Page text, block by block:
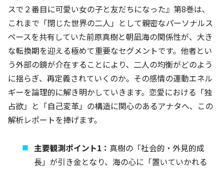
スで２番目に可愛い女の子と友だちになった』第8巻は、
これまで「閉じた世界の二人」として親密なパーソナルス
ペースを共有していた前原真樹と朝凪海の関係性が、大き
な転換期を迎える極めて重要なセグメントです。他者とい
う外部の鏡が介在することにより、二人の均衡がどのよう
に揺らぎ、再定義されていくのか。その感情の運動エネル
ギーを論理的に解き明かしていきます。恋愛における「独
占欲」と「自己変革」の構造に関心のあるアナタへ、この
解析レポートを捧げます。
主要観測ポイント1： 真樹の「社会的・外見的成
長」が引き金となり、海の心に「置いていかれる